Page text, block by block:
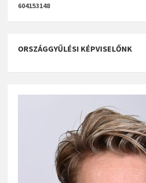
604153148
ORSZÁGGYŰLÉSI KÉPVISELŐNK